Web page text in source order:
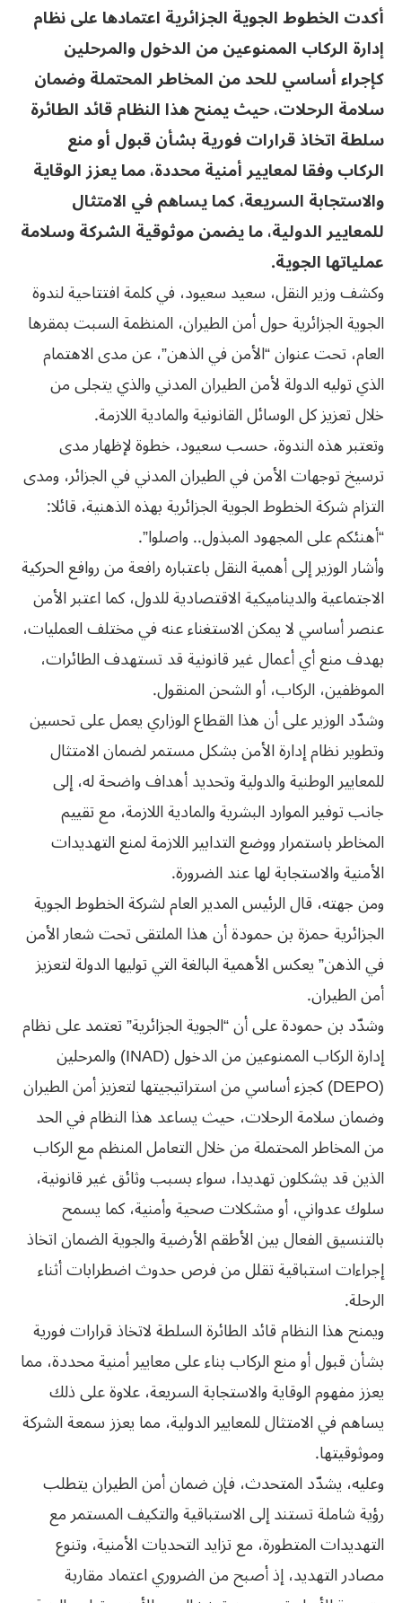
أكدت الخطوط الجوية الجزائرية اعتمادها على نظام
إدارة الركاب الممنوعين من الدخول والمرحلين
كإجراء أساسي للحد من المخاطر المحتملة وضمان
سلامة الرحلات، حيث يمنح هذا النظام قائد الطائرة
سلطة اتخاذ قرارات فورية بشأن قبول أو منع
الركاب وفقا لمعايير أمنية محددة، مما يعزز الوقاية
والاستجابة السريعة، كما يساهم في الامتثال
للمعايير الدولية، ما يضمن موثوقية الشركة وسلامة
عملياتها الجوية.
وكشف وزير النقل، سعيد سعيود، في كلمة افتتاحية لندوة
الجوية الجزائرية حول أمن الطيران، المنظمة السبت بمقرها
العام، تحت عنوان “الأمن في الذهن”، عن مدى الاهتمام
الذي توليه الدولة لأمن الطيران المدني والذي يتجلى من
خلال تعزيز كل الوسائل القانونية والمادية اللازمة.
وتعتبر هذه الندوة، حسب سعيود، خطوة لإظهار مدى
ترسيخ توجهات الأمن في الطيران المدني في الجزائر، ومدى
التزام شركة الخطوط الجوية الجزائرية بهذه الذهنية، قائلا:
“أهنئكم على المجهود المبذول.. واصلوا”.
وأشار الوزير إلى أهمية النقل باعتباره رافعة من روافع الحركية
الاجتماعية والديناميكية الاقتصادية للدول، كما اعتبر الأمن
عنصر ‏أساسي لا يمكن الاستغناء عنه في مختلف العمليات،
بهدف منع أي أعمال غير قانونية قد ‏تستهدف الطائرات،
الموظفين، الركاب، أو الشحن المنقول. ‏
وشدّد الوزير على أن هذا القطاع الوزاري يعمل على تحسين
وتطوير نظام إدارة الأمن بشكل مستمر لضمان الامتثال
للمعايير ‏الوطنية والدولية وتحديد أهداف واضحة له، إلى
جانب توفير الموارد البشرية ‏والمادية اللازمة، مع تقييم
المخاطر باستمرار ووضع التدابير اللازمة ‏لمنع التهديدات
الأمنية والاستجابة لها عند الضرورة‎.
ومن جهته، قال الرئيس المدير العام لشركة الخطوط الجوية
الجزائرية حمزة بن حمودة أن هذا الملتقى تحت شعار الأمن
في الذهن” يعكس الأهمية البالغة التي توليها الدولة لتعزيز
أمن الطيران.
وشدّد بن حمودة على أن “الجوية الجزائرية” تعتمد على نظام
إدارة الركاب الممنوعين من الدخول (INAD) والمرحلين
(DEPO) كجزء أساسي من استراتيجيتها لتعزيز أمن الطيران
وضمان سلامة الرحلات، حيث يساعد هذا النظام في الحد
من المخاطر المحتملة من خلال التعامل المنظم مع الركاب
الذين قد يشكلون تهديدا، سواء بسبب وثائق غير قانونية،
سلوك عدواني، أو مشكلات صحية وأمنية، كما يسمح
بالتنسيق الفعال بين الأطقم الأرضية والجوية الضمان اتخاذ
إجراءات استباقية تقلل من فرص حدوث اضطرابات أثناء
الرحلة.
ويمنح هذا النظام قائد الطائرة السلطة لاتخاذ قرارات فورية
بشأن قبول أو منع الركاب بناء على معايير أمنية محددة، مما
يعزز مفهوم الوقاية والاستجابة السريعة، علاوة على ذلك
يساهم في الامتثال للمعايير الدولية، مما يعزز سمعة الشركة
وموثوقيتها.
وعليه، يشدّد المتحدث، فإن ضمان أمن الطيران يتطلب
رؤية شاملة تستند إلى الاستباقية والتكيف المستمر مع
التهديدات المتطورة، مع تزايد التحديات الأمنية، وتنوع
مصادر التهديد، إذ أصبح من الضروري اعتماد مقاربة